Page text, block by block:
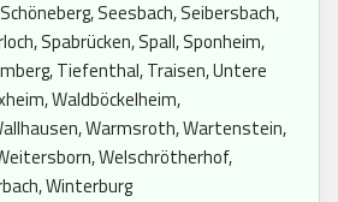
Seesbach, Seibersbach,
Spabrücken, Spall, Sponheim,
Tiefenthal, Traisen, Untere
Waldböckelheim,
Warmsroth, Wartenstein,
Welschrötherhof,
Winterburg